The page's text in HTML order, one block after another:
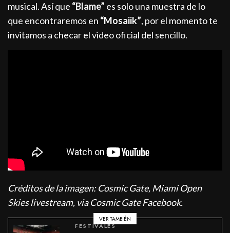
musical. Así que “Blame” es solo una muestra de lo
que encontraremos en “Mosaiik”, por el momento te
invitamos a checar el video oficial del sencillo.
Créditos de la imagen: Cosmic Gate, Miami Open
Skies livestream, via Cosmic Gate Facebook.
VER TAMBIÉN
FESTIVALES